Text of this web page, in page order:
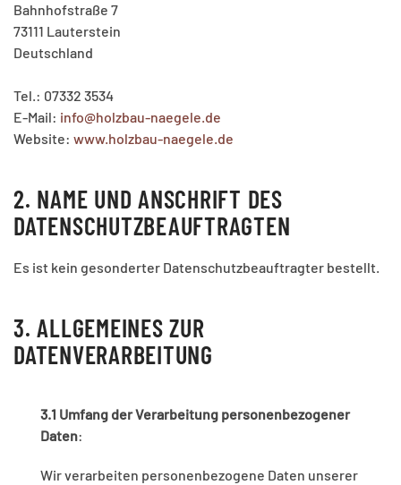
Bahnhofstraße 7
73111 Lauterstein
Deutschland
Tel.: 07332 3534
E-Mail: info@holzbau-naegele.de
Website: www.holzbau-naegele.de
2. NAME UND ANSCHRIFT DES
DATENSCHUTZBEAUFTRAGTEN
Es ist kein gesonderter Datenschutzbeauftragter bestellt.
3. ALLGEMEINES ZUR
DATENVERARBEITUNG
3.1 Umfang der Verarbeitung personenbezogener
Daten:
Wir verarbeiten personenbezogene Daten unserer